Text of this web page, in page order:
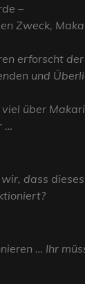
–
Zweck,
erforscht
und
viel über
…
dass
… Ihr